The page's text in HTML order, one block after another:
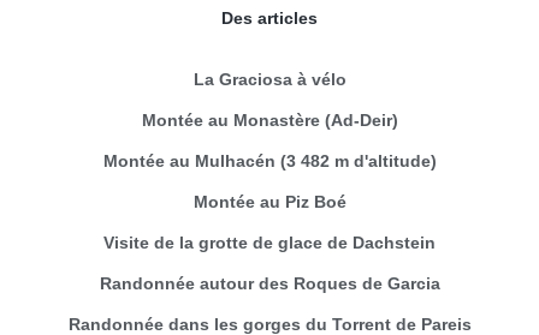
Des articles
La Graciosa à vélo
Montée au Monastère (Ad-Deir)
Montée au Mulhacén (3 482 m d'altitude)
Montée au Piz Boé
Visite de la grotte de glace de Dachstein
Randonnée autour des Roques de Garcia
Randonnée dans les gorges du Torrent de Pareis